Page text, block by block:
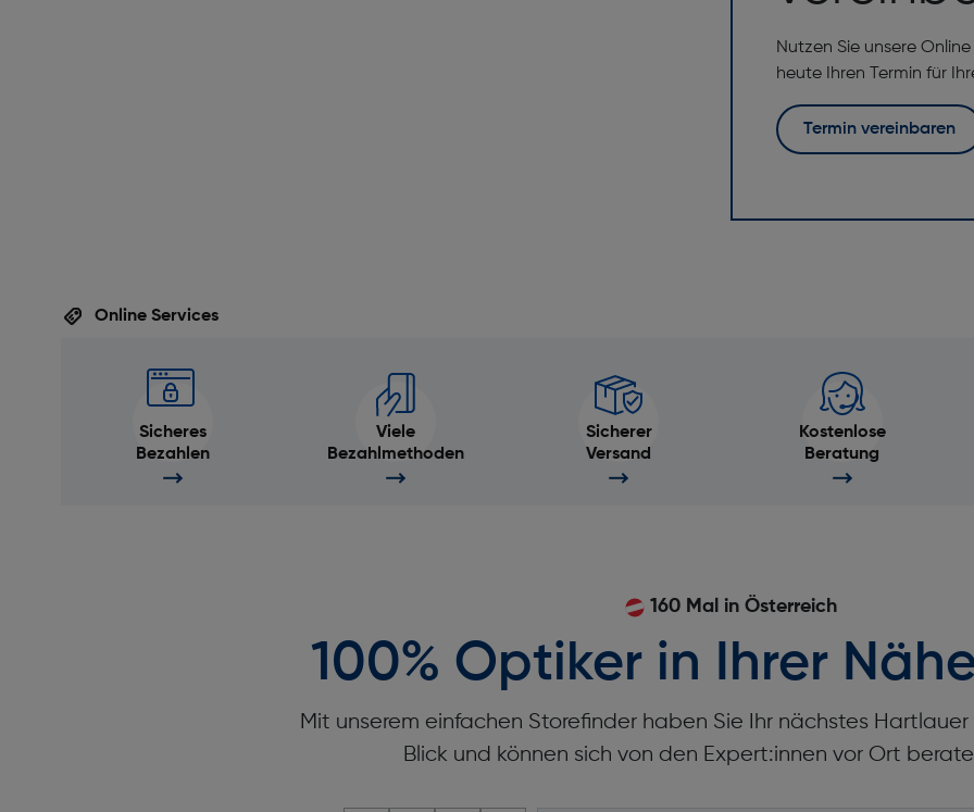
Nutzen Sie unsere
heute Ihren Termin für
Termin vereinbaren
Online Services
Sicheres
Bezahlen
Viele
Bezahlmethoden
Sicherer
Versand
Kostenlose
Beratung
160 Mal in Österreich
100% Optiker in Ihrer
Mit unserem einfachen Storefinder haben Sie Ihr nächstes
Blick und können sich von den Expert:innen vor Ort